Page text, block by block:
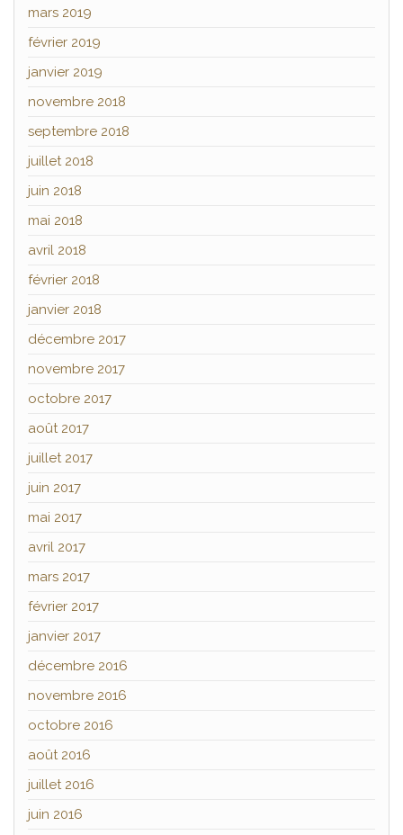
mars 2019
février 2019
janvier 2019
novembre 2018
septembre 2018
juillet 2018
juin 2018
mai 2018
avril 2018
février 2018
janvier 2018
décembre 2017
novembre 2017
octobre 2017
août 2017
juillet 2017
juin 2017
mai 2017
avril 2017
mars 2017
février 2017
janvier 2017
décembre 2016
novembre 2016
octobre 2016
août 2016
juillet 2016
juin 2016